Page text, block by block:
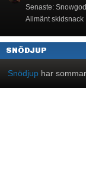
Senaste: Snowgod
Allmänt skidsnack
SNÖDJUP
Snödjup har